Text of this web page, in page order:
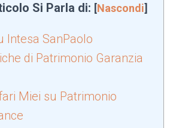
Si Parla di: [Nascondi]
Intesa SanPaolo
di Patrimonio Garanzia
Miei su Patrimonio